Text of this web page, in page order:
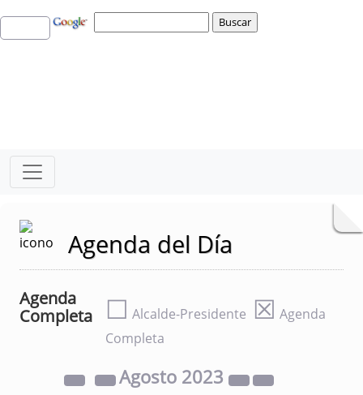
Agenda del Día
Agenda
Completa
☐ Alcalde-Presidente ☒ Agenda
Completa
Agosto 2023